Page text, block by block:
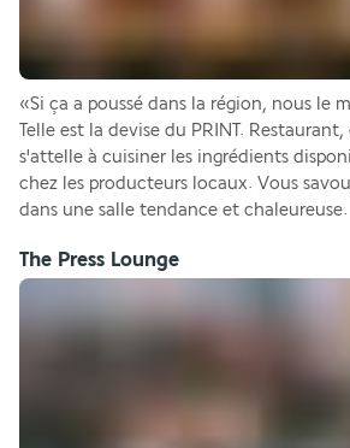
«Si ça a poussé dans la région, nous le
Telle est la devise du PRINT.
s'attelle à cuisiner les ingrédients
chez les producteurs locaux. Vous
dans une salle tendance et chaleureuse.
The Press Lounge